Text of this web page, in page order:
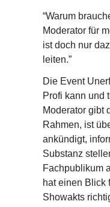
“Warum
Moderator für
ist doch nur
leiten.”
Die Event
Profi kann und
Moderator gibt
Rahmen, ist
ankündigt,
Substanz
Fachpublikum
hat einen Blick
Showakts